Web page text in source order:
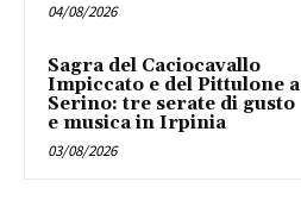
04/08/2026
Sagra del Caciocavallo
Impiccato e del Pittulone a
Serino: tre serate di gusto
e musica in Irpinia
03/08/2026